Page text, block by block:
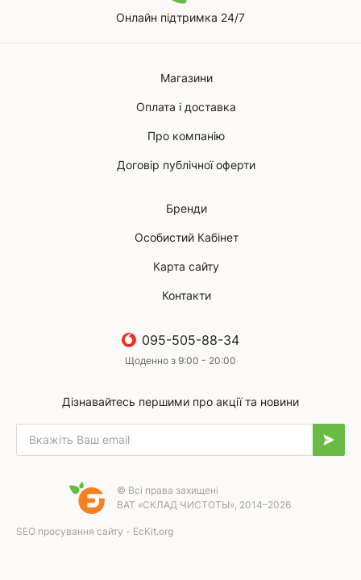
Онлайн підтримка 24/7
Магазини
Оплата і доставка
Про компанію
Договір публічної оферти
Бренди
Особистий Кабінет
Карта сайту
Контакти
095-505-88-34
Щоденно з 9:00 - 20:00
Дізнавайтесь першими про акції та новини
© Всі права захищені
ВАТ «СКЛАД ЧИСТОТЫ», 2014–2026
SEO просування сайту - EcKit.org